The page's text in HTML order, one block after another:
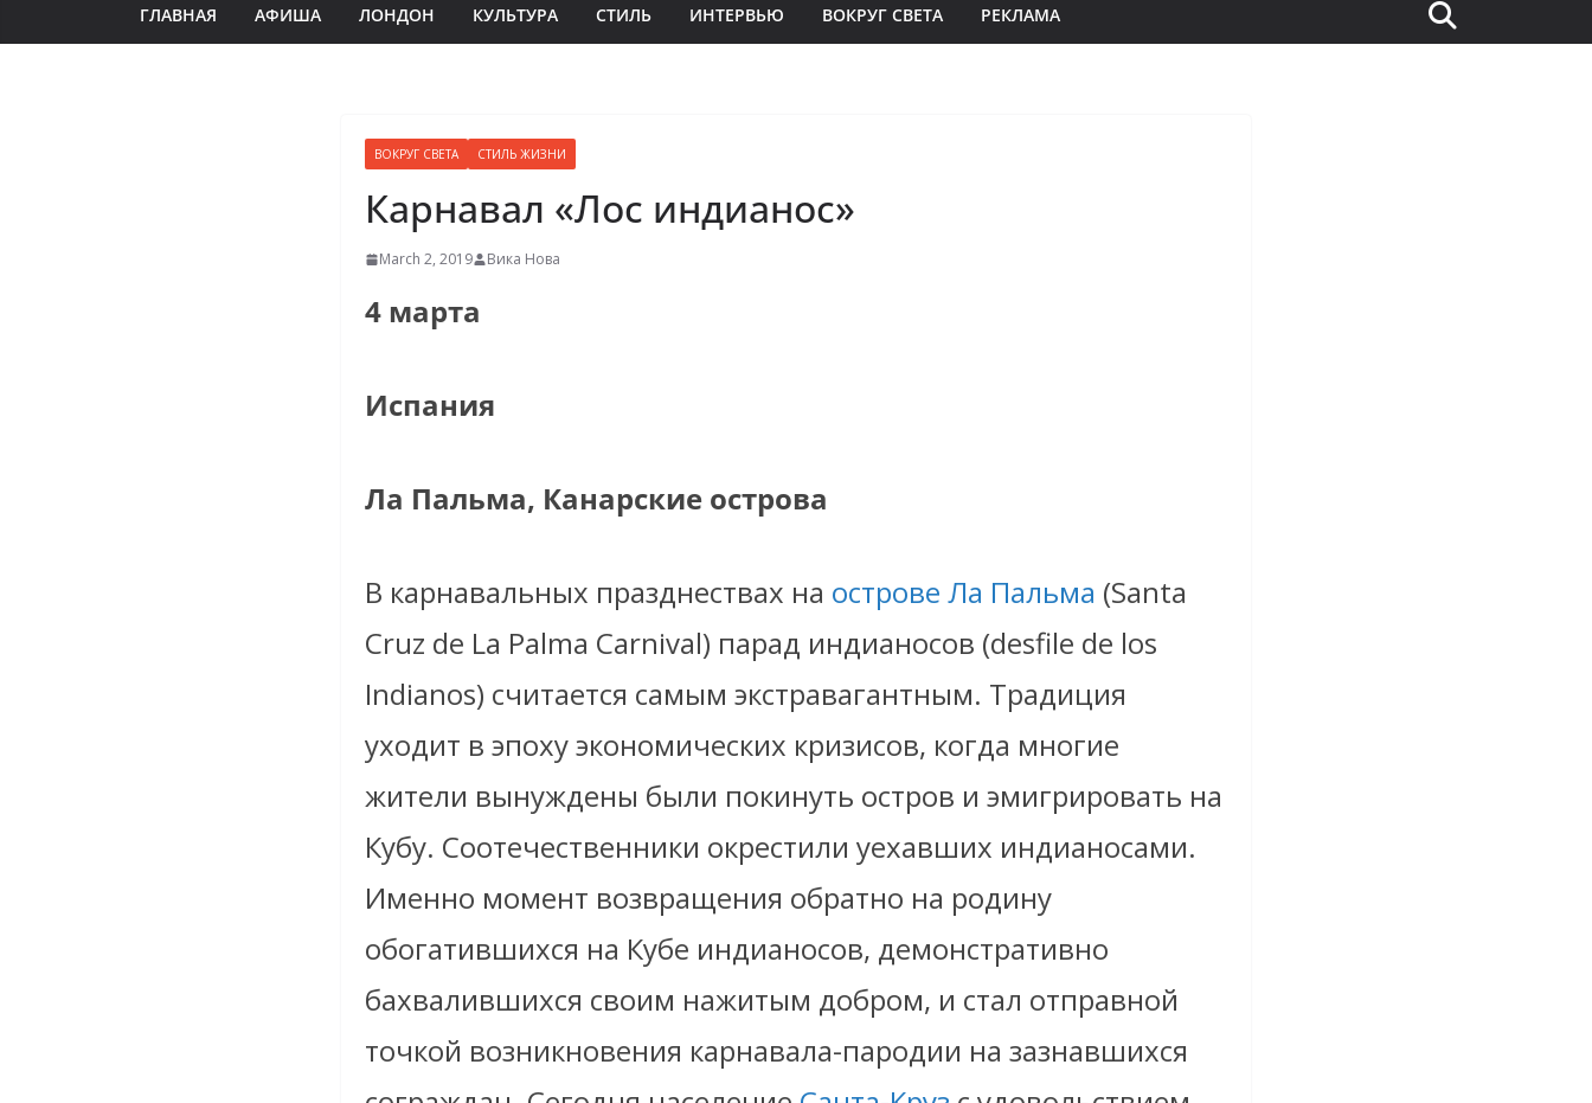
ГЛАВНАЯ АФИША ЛОНДОН КУЛЬТУРА СТИЛЬ ИНТЕРВЬЮ ВОКРУГ СВЕТА РЕКЛАМА
ВОКРУГ СВЕТА СТИЛЬ ЖИЗНИ
Карнавал «Лос индианос»
March 2, 2019 Вика Нова
4 марта
Испания
Ла Пальма, Канарские острова
В карнавальных празднествах на острове Ла Пальма (Santa
Cruz de La Palma Carnival) парад индианосов (desfile de los
Indianos) считается самым экстравагантным. Традиция
уходит в эпоху экономических кризисов, когда многие
жители вынуждены были покинуть остров и эмигрировать на
Кубу. Соотечественники окрестили уехавших индианосами.
Именно момент возвращения обратно на родину
обогатившихся на Кубе индианосов, демонстративно
бахвалившихся своим нажитым добром, и стал отправной
точкой возникновения карнавала-пародии на зазнавшихся